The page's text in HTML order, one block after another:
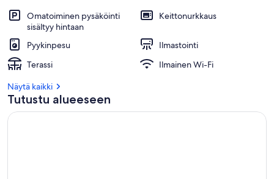
Omatoiminen pysäköinti
sisältyy hintaan
Keittonurkkaus
Pyykinpesu
Ilmastointi
Terassi
Ilmainen Wi-Fi
Näytä kaikki
Tutustu alueeseen